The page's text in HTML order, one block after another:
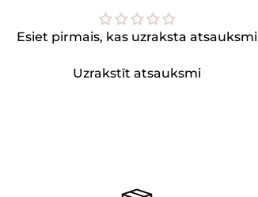
Esiet pirmais, kas uzraksta atsauksmi
Uzrakstīt atsauksmi